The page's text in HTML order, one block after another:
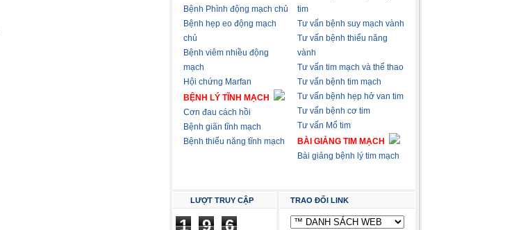
Bệnh Phình động mạch chủ
Bệnh hẹp eo động mạch
chủ
Bệnh viêm nhiều động
mạch
Hội chứng Marfan
BỆNH LÝ TĨNH MẠCH
Cơn đau cách hồi
Bệnh giãn tĩnh mạch
Bệnh thiểu năng tĩnh mạch
tim
Tư vấn bệnh suy mạch vành
Tư vấn bệnh thiểu năng
vành
Tư vấn tim mạch và thể thao
Tư vấn bệnh tim mạch
Tư vấn bệnh hẹp hở van tim
Tư vấn bệnh cơ tim
Tư vấn Mổ tim
BÀI GIẢNG TIM MẠCH
Bài giảng bệnh lý tim mạch
LƯỢT TRUY CẬP
1 9 6
TRAO ĐỔI LINK